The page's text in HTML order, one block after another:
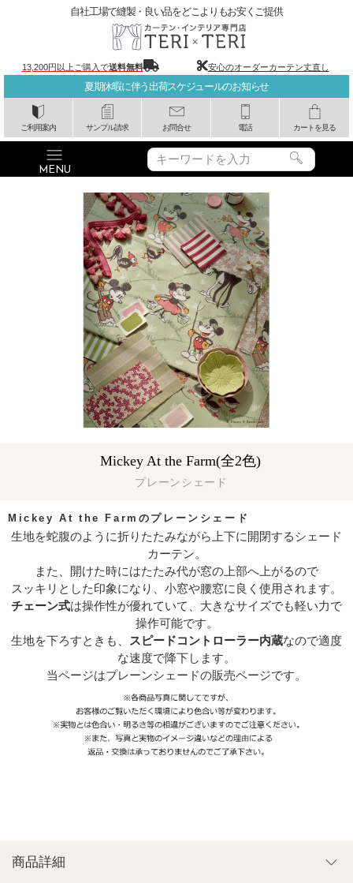
夏期休暇に伴う出荷スケジュールのお知らせ
ご利用案内 サンプル請求 お問合せ 電話 カートを見る
自社工場で縫製・良い品をどこよりもお安くご提供
13,200円以上ご購入で送料無料 安心のオーダーカーテン丈直し
Mickey At the Farmのプレーンシェード
プレーンシェード
Mickey At the Farm(全2色)
生地を蛇腹のように折りたたみながら上下に開閉するシェード
カーテン。
また、開けた時にはたたみ代が窓の上部へ上がるので
スッキリとした印象になり、小窓や腰窓に良く使用されます。
チェーン式は操作性が優れていて、大きなサイズでも軽い力で
操作可能です。
生地を下ろすときも、
スピードコントローラー内蔵なので適度
な速度で降下します。
当ページはプレーンシェードの販売ページです。
商品詳細